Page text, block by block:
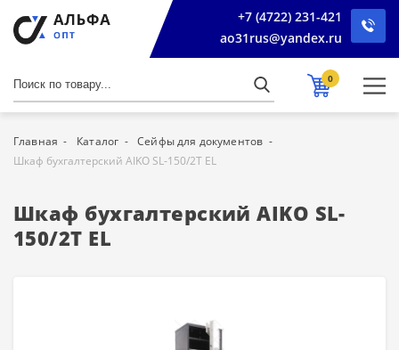
+7 (4722) 231-421
ao31rus@yandex.ru
0
Главная Каталог
Сейфы для документов
Шкаф бухгалтерский AIKO SL-150/2Т EL
Шкаф бухгалтерский AIKO SL-
150/2Т EL